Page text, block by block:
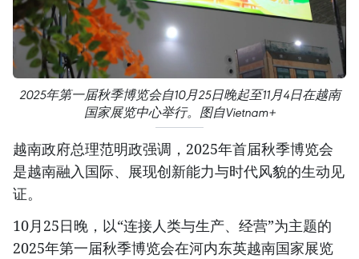
2025年第一届秋季博览会自10月25日晚起至11月4日在越南
国家展览中心举行。图自Vietnam+
越南政府总理范明政强调，2025年首届秋季博览会
是越南融入国际、展现创新能力与时代风貌的生动见
证。
10月25日晚，以“连接人类与生产、经营”为主题的
2025年第一届秋季博览会在河内东英越南国家展览